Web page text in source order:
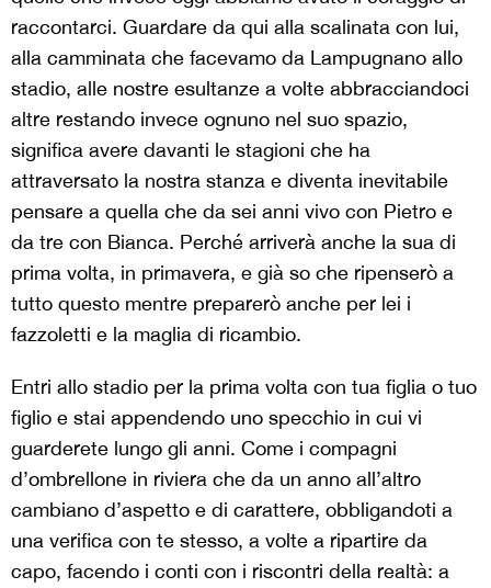
raccontarci. Guardare da qui alla scalinata con lui,
alla camminata che facevamo da Lampugnano allo
stadio, alle nostre esultanze a volte abbracciandoci
altre restando invece ognuno nel suo spazio,
significa avere davanti le stagioni che ha
attraversato la nostra stanza e diventa inevitabile
pensare a quella che da sei anni vivo con Pietro e
da tre con Bianca. Perché arriverà anche la sua di
prima volta, in primavera, e già so che ripenserò a
tutto questo mentre preparerò anche per lei i
fazzoletti e la maglia di ricambio.
Entri allo stadio per la prima volta con tua figlia o tuo
figlio e stai appendendo uno specchio in cui vi
guarderete lungo gli anni. Come i compagni
d’ombrellone in riviera che da un anno all’altro
cambiano d’aspetto e di carattere, obbligandoti a
una verifica con te stesso, a volte a ripartire da
capo, facendo i conti con i riscontri della realtà: a